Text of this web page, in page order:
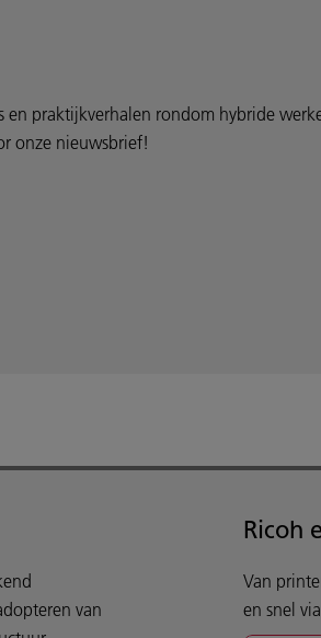
en praktijkverhalen rondom hybride
onze nieuwsbrief!
van
Ricoh
Van
en snel